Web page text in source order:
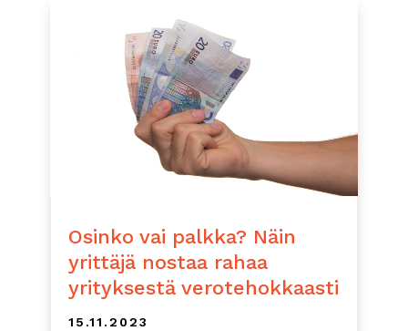
Osinko vai palkka? Näin
yrittäjä nostaa rahaa
yrityksestä verotehokkaasti
15.11.2023